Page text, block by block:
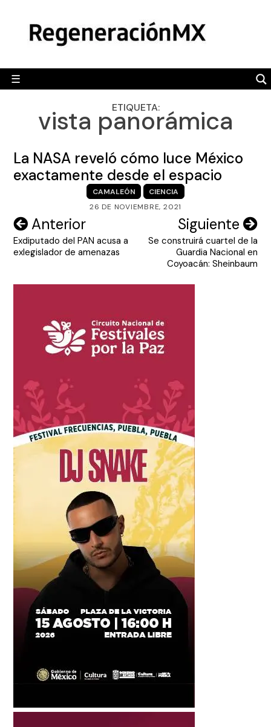
content
☰
POLÍTICA
CAMALEÓN
OPINIÓN
ENGLISH SECTION
VIDEOS
ETIQUETA:
vista panorámica
La NASA reveló cómo luce México
exactamente desde el espacio
CAMALEÓN
CIENCIA
26 DE NOVIEMBRE, 2021
Navegación
de
Anterior
Exdiputado del PAN acusa a
exlegislador de amenazas
Siguiente
Se construirá cuartel de la
Guardia Nacional en
Coyoacán: Sheinbaum